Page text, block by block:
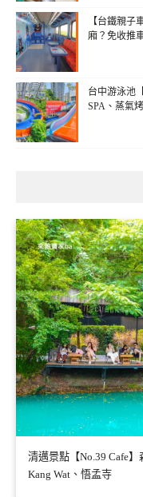
【台鐵親子
廂？免收推
台中游泳池
SPA、蒸氣
清邁景點【No.39 Cafe
Kang Wat、悟孟寺